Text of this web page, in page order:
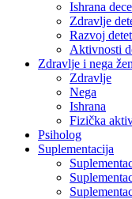
Ishrana dece
Zdravlje
Razvoj
Aktivnosti
Zdravlje i nega
Zdravlje
Nega
Ishrana
Fizička
Psiholog
Suplementacija